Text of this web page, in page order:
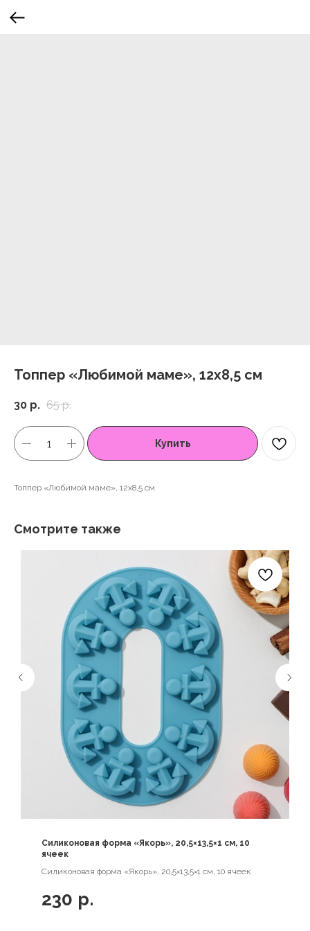
Топпер «Любимой маме», 12x8,5 см
30 р. 65 р.
Купить
Топпер «Любимой маме», 12x8,5 см
Смотрите также
Силиконовая форма «Якорь», 20,5×13,5×1 см, 10
ячеек
Силиконовая форма «Якорь», 20,5×13,5×1 см, 10 ячеек
230 р.